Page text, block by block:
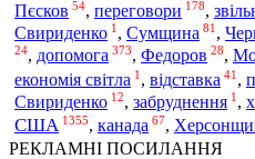
Пєсков 54, переговори 178,
Свириденко 1 , Сумщина 81 ,
24, допомога 373, Федоров 28,
економія світла 1 , відставка 41 ,
Свириденко 12, забруднення 1 ,
США 1355, канада 67,
РЕКЛАМНІ ПОСИЛАННЯ